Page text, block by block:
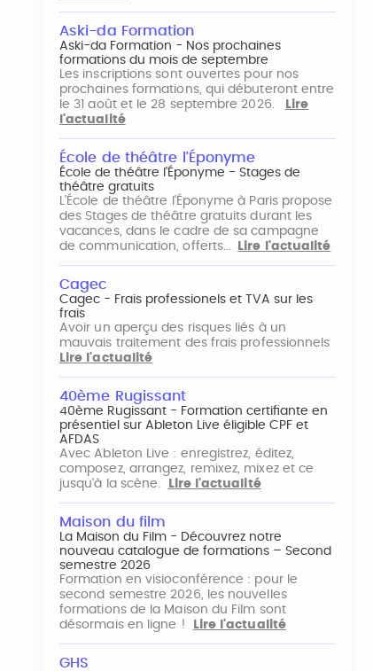
Aski-da Formation
Aski-da Formation - Nos prochaines
formations du mois de septembre
Les inscriptions sont ouvertes pour nos
prochaines formations, qui débuteront entre
le 31 août et le 28 septembre 2026.
Lire
l'actualité
École de théâtre l'Éponyme
École de théâtre l'Éponyme - Stages de
théâtre gratuits
L'École de théâtre l'Éponyme à Paris propose
des Stages de théâtre gratuits durant les
vacances, dans le cadre de sa campagne
de communication, offerts…
Lire l'actualité
Cagec
Cagec - Frais professionels et TVA sur les
frais
Avoir un aperçu des risques liés à un
mauvais traitement des frais professionnels
Lire l'actualité
40ème Rugissant
40ème Rugissant - Formation certifiante en
présentiel sur Ableton Live éligible CPF et
AFDAS
Avec Ableton Live : enregistrez, éditez,
composez, arrangez, remixez, mixez et ce
jusqu'à la scène.
Lire l'actualité
Maison du film
La Maison du Film - Découvrez notre
nouveau catalogue de formations – Second
semestre 2026
Formation en visioconférence : pour le
second semestre 2026, les nouvelles
formations de la Maison du Film sont
désormais en ligne !
Lire l'actualité
GHS